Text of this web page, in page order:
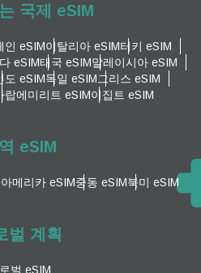
국제 eSIM
인 eSIM이탈리아 eSIM터키 eSIM
eSIM태국 eSIM말레이시아 eSIM
도 eSIM독일 eSIM그리스 eSIM
랍에미리트 eSIM이집트 eSIM
eSIM
메리카 eSIM중동 eSIM북미 eSIM
벌 계획
벌 eSIM